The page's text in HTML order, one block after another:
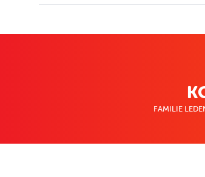
FAMILIE